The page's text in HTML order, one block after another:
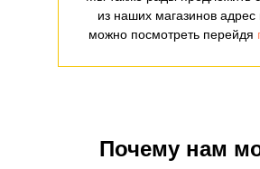
из наших магазинов адрес
можно посмотреть перейдя
Почему нам